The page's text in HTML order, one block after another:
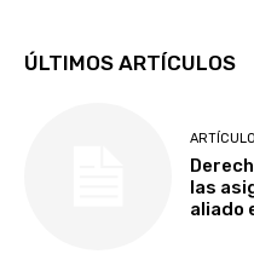
ÚLTIMOS ARTÍCULOS
las
aliado